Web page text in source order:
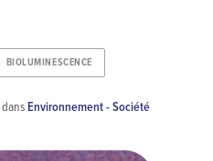
BIOLUMINESCENCE
dans Environnement - Société